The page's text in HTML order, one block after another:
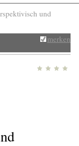
und
merken